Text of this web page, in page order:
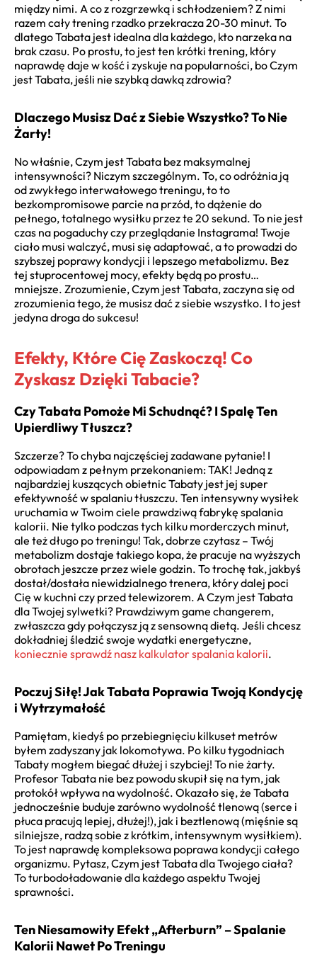
między nimi. A co z rozgrzewką i schłodzeniem? Z nimi
razem cały trening rzadko przekracza 20-30 minut. To
dlatego Tabata jest idealna dla każdego, kto narzeka na
brak czasu. Po prostu, to jest ten krótki trening, który
naprawdę daje w kość i zyskuje na popularności, bo Czym
jest Tabata, jeśli nie szybką dawką zdrowia?
Dlaczego Musisz Dać z Siebie Wszystko? To Nie
Żarty!
No właśnie, Czym jest Tabata bez maksymalnej
intensywności? Niczym szczególnym. To, co odróżnia ją
od zwykłego interwałowego treningu, to to
bezkompromisowe parcie na przód, to dążenie do
pełnego, totalnego wysiłku przez te 20 sekund. To nie jest
czas na pogaduchy czy przeglądanie Instagrama! Twoje
ciało musi walczyć, musi się adaptować, a to prowadzi do
szybszej poprawy kondycji i lepszego metabolizmu. Bez
tej stuprocentowej mocy, efekty będą po prostu…
mniejsze. Zrozumienie, Czym jest Tabata, zaczyna się od
zrozumienia tego, że musisz dać z siebie wszystko. I to jest
jedyna droga do sukcesu!
Efekty, Które Cię Zaskoczą! Co
Zyskasz Dzięki Tabacie?
Czy Tabata Pomoże Mi Schudnąć? I Spalę Ten
Upierdliwy Tłuszcz?
Szczerze? To chyba najczęściej zadawane pytanie! I
odpowiadam z pełnym przekonaniem: TAK! Jedną z
najbardziej kuszących obietnic Tabaty jest jej super
efektywność w spalaniu tłuszczu. Ten intensywny wysiłek
uruchamia w Twoim ciele prawdziwą fabrykę spalania
kalorii. Nie tylko podczas tych kilku morderczych minut,
ale też długo po treningu! Tak, dobrze czytasz – Twój
metabolizm dostaje takiego kopa, że pracuje na wyższych
obrotach jeszcze przez wiele godzin. To trochę tak, jakbyś
dostał/dostała niewidzialnego trenera, który dalej poci
Cię w kuchni czy przed telewizorem. A Czym jest Tabata
dla Twojej sylwetki? Prawdziwym game changerem,
zwłaszcza gdy połączysz ją z sensowną dietą. Jeśli chcesz
dokładniej śledzić swoje wydatki energetyczne,
koniecznie sprawdź nasz kalkulator spalania kalorii.
Poczuj Siłę! Jak Tabata Poprawia Twoją Kondycję
i Wytrzymałość
Pamiętam, kiedyś po przebiegnięciu kilkuset metrów
byłem zadyszany jak lokomotywa. Po kilku tygodniach
Tabaty mogłem biegać dłużej i szybciej! To nie żarty.
Profesor Tabata nie bez powodu skupił się na tym, jak
protokół wpływa na wydolność. Okazało się, że Tabata
jednocześnie buduje zarówno wydolność tlenową (serce i
płuca pracują lepiej, dłużej!), jak i beztlenową (mięśnie są
silniejsze, radzą sobie z krótkim, intensywnym wysiłkiem).
To jest naprawdę kompleksowa poprawa kondycji całego
organizmu. Pytasz, Czym jest Tabata dla Twojego ciała?
To turbodoładowanie dla każdego aspektu Twojej
sprawności.
Ten Niesamowity Efekt „Afterburn” – Spalanie
Kalorii Nawet Po Treningu